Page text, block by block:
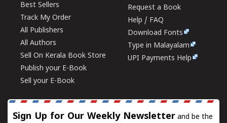
Best Sellers
Track My Order
All Publishers
All Authors
Sell On Kerala Book Store
Publish your E-Book
Sell your E-Book
Request a Book
Help / FAQ
Download Fonts
Type in Malayalam
UPI Payments Help
Sign Up for Our Weekly Newsletter and be the